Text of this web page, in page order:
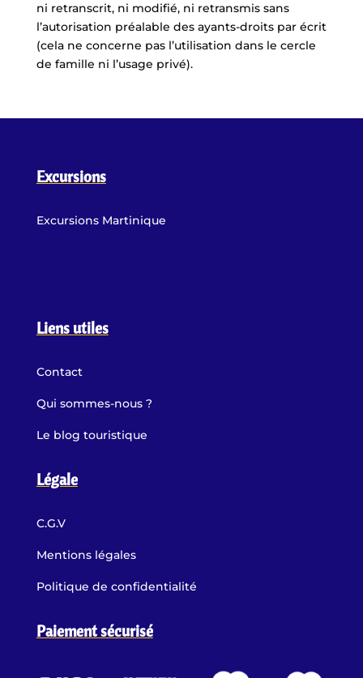
ni retranscrit, ni modifié, ni retransmis sans
l’autorisation préalable des ayants-droits par écrit
(cela ne concerne pas l’utilisation dans le cercle
de famille ni l’usage privé).
Excursions
Excursions Martinique
Liens utiles
Contact
Qui sommes-nous ?
Le blog touristique
Légale
C.G.V
Mentions légales
Politique de confidentialité
Paiement sécurisé